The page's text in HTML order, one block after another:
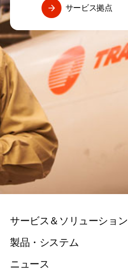
サービス拠点
サービス＆ソリューション
製品・システム
ニュース